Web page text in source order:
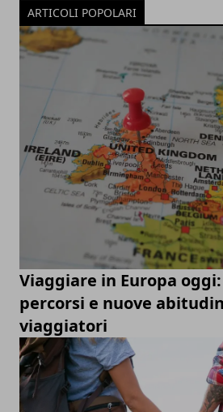
ARTICOLI POPOLARI
Viaggiare in Europa
percorsi e nuove
viaggiatori